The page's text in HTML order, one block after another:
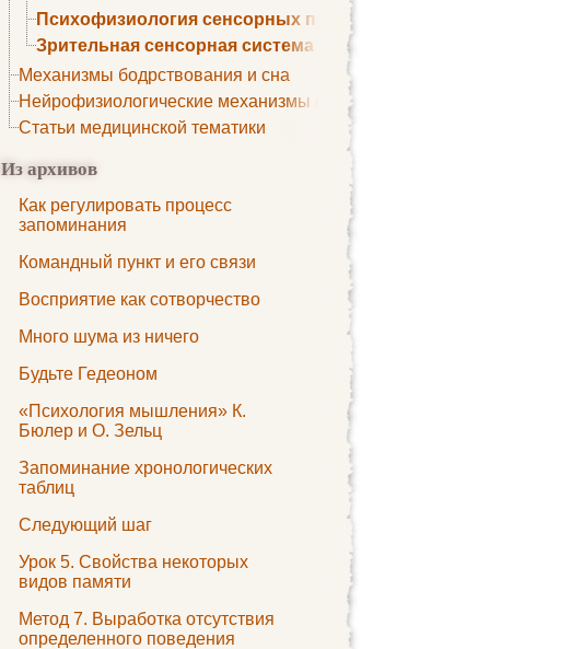
Психофизиология сенсорных процессов
Зрительная сенсорная система
Механизмы бодрствования и сна
Нейрофизиологические механизмы сна
Статьи медицинской тематики
Из архивов
Как регулировать процесс
запоминания
Командный пункт и его связи
Восприятие как сотворчество
Много шума из ничего
Будьте Гедеоном
«Психология мышления» К.
Бюлер и О. Зельц
Запоминание хронологических
таблиц
Следующий шаг
Урок 5. Свойства некоторых
видов памяти
Метод 7. Выработка отсутствия
определенного поведения